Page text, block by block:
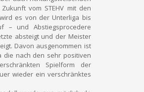
vom STEHV mit den
es von der Unterliga bis
– und Abstiegsprocedere
absteigt und der Meister
Davon ausgenommen ist
die nach den sehr positiven
Spielform der
wieder ein verschränktes